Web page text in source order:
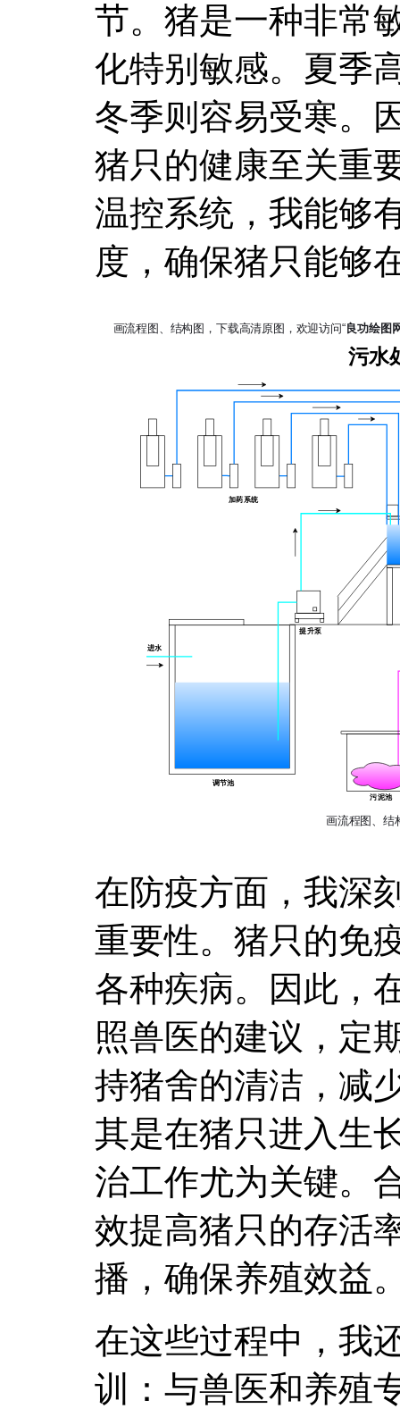
节。猪是一种非常
化特别敏感。夏季
冬季则容易受寒。
猪只的健康至关重
温控系统，我能够
度，确保猪只能够
在防疫方面，我深
重要性。猪只的免
各种疾病。因此，
照兽医的建议，定
持猪舍的清洁，减
其是在猪只进入生
治工作尤为关键。
效提高猪只的存活
播，确保养殖效益
在这些过程中，我
训：与兽医和养殖